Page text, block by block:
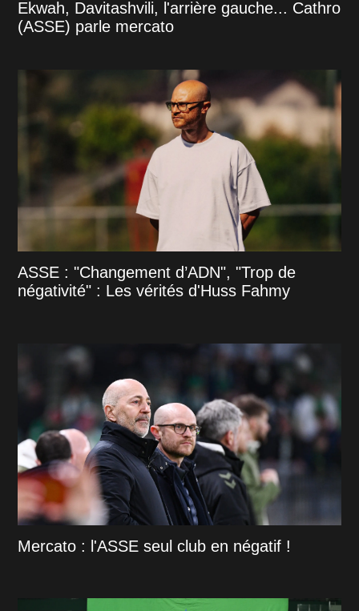
Ekwah, Davitashvili, l'arrière gauche... Cathro
(ASSE) parle mercato
ASSE : "Changement d’ADN", "Trop de
négativité" : Les vérités d'Huss Fahmy
Mercato : l'ASSE seul club en négatif !